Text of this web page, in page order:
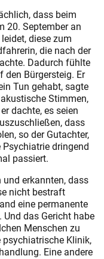
dass beim
20. September an
diese zum
die nach der
Dadurch fühlte
den Bürgersteig. Er
Tun gehabt, sagte
Stimmen,
dachte, es seien
dass
so der Gutachter,
dringend
passiert.
erkannten, dass
nicht bestraft
eine permanente
das Gericht habe
Menschen zu
Klinik,
Eine andere